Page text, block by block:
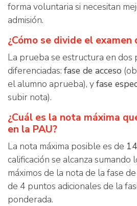
forma voluntaria si necesitan
admisión.
¿Cómo se divide el
La prueba se estructura en dos
diferenciadas: fase de acceso
el alumno aprueba), yfase
subir nota).
¿Cuál es la nota máxima
en la PAU?
La nota máxima posible es de
calificación se alcanza sumando
máximos de la nota de la fase
de 4 puntos adicionales de la
ponderada.